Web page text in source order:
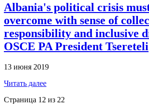
Albania's political crisis
overcome with sense of
responsibility and inclusive
OSCE PA President Tsereteli
13 июня 2019
Читать далее
Страница 12 из 22